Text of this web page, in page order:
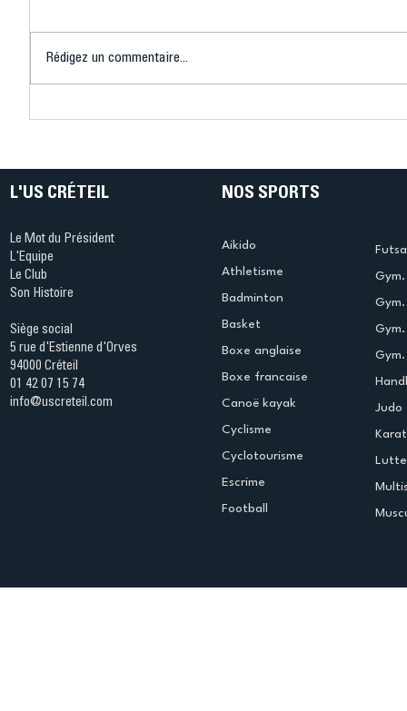
Ping ? Quand le tennis de
termine
Rédigez un commentaire...
L'US CRÉTEIL
Le Mot du Président
L'Equipe
Le Club
Son Histoire
Siège social
5 rue d'Estienne d'Orves
94000 Créteil
01 42 07 15 74
info@uscreteil.com
NOS SPORTS
Aikido
Athletisme
Badminton
Basket
Boxe anglaise
Boxe francaise
Canoë kayak
Cyclisme
Cyclotourisme
Escrime
Football
Judo
Lutte